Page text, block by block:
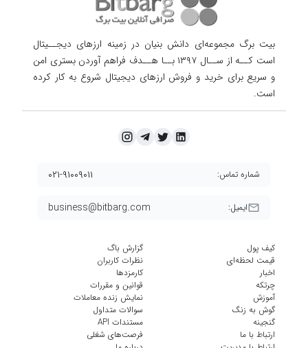
بیت برگ مجموعه‌ای دانش بنیان در زمینه ارزهای دیجــیتال
است کــه از ســال ۱۳۹۷ بــا هــدف فراهم آوردن
بستری امن
و سریع برای خرید و فروش ارزهای دیجیتال شروع به کار کرده
است.
ایمیل: business@bitbarg.com
شماره تماس: ۰۲۱-۹۱۰۰۹۰۱۱
کیف پول
قیمت لحظه‌ای
اخبار
چرتکه
آموزش
گوش به زنگ
گنجینه
ارتباط با ما
گزارش باگ
نظرات کاربران
کارمزد‌ها
قوانین و مقررات
نمایش زنده معاملات
سوالات متداول
مستندات API
فرصت‌های شغلی